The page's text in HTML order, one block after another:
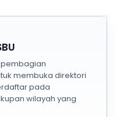
membuka direktori
pada
wilayah yang